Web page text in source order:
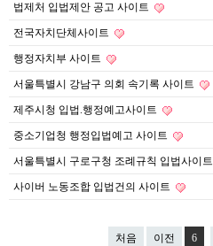
법제처 입법제안 공고 사이트
전국자치단체사이트
행정자치부 사이트
서울특별시 강남구 의회 속기록 사이트
제주시청 입법.행정예고사이트
중소기업청 행정입법예고 사이트
서울특별시 구로구청 조례규칙 입법사이트
사이버 노동조합 입법건의 사이트
처음 이전 6